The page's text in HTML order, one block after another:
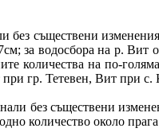
съществени
за водосбора на р.
на по-
при гр. Тетевен, Вит при
без съществени
количество около